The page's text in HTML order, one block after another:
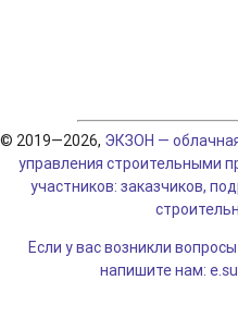
© 2019—2026, ЭКЗОН —
управления строительными
участников: заказчиков,
Если у вас возникли
напишите нам: